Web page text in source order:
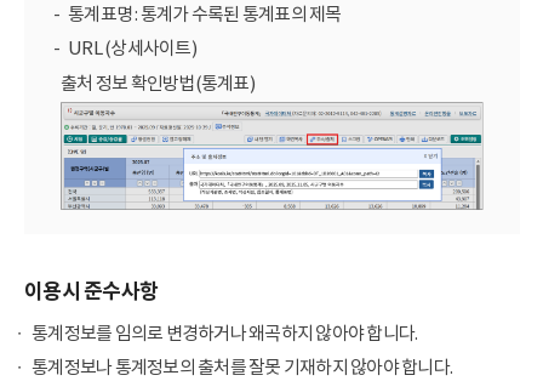
통계표명 : 통계가 수록된 통계표의 제목
URL (상세사이트)
출처 정보 확인방법(통계표)
이용시 준수사항
통계정보를 임의로 변경하거나 왜곡하지 않아야 합니다.
통계정보나 통계정보의 출처를 잘못 기재하지 않아야 합니다.